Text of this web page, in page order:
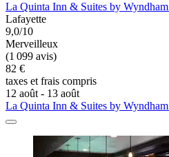
La Quinta Inn & Suites by
Lafayette
9,0/10
Merveilleux
(1 099 avis)
82 €
taxes et frais compris
12 août - 13 août
La Quinta Inn & Suites by